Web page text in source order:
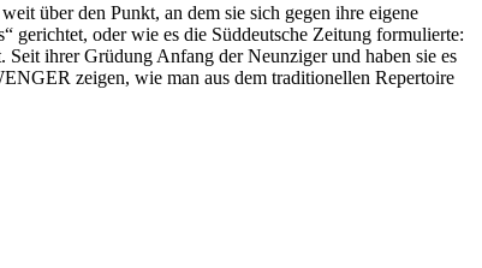
über den Punkt, an dem sie sich gegen ihre eigene
gerichtet, oder wie es die Süddeutsche Zeitung formulierte:
ihrer Grüdung Anfang der Neunziger und haben sie es
zeigen, wie man aus dem traditionellen Repertoire